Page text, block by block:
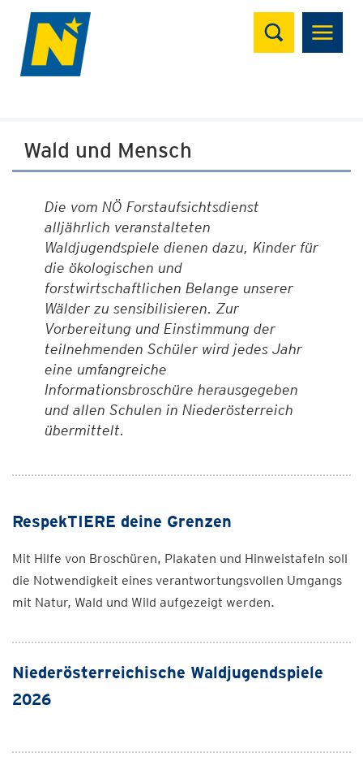
Suchen
Wald und Mensch
Die vom NÖ Forstaufsichtsdienst
alljährlich veranstalteten
Waldjugendspiele dienen dazu, Kinder für
die ökologischen und
forstwirtschaftlichen Belange unserer
Wälder zu sensibilisieren. Zur
Vorbereitung und Einstimmung der
teilnehmenden Schüler wird jedes Jahr
eine umfangreiche
Informationsbroschüre herausgegeben
und allen Schulen in Niederösterreich
übermittelt.
RespekTIERE deine Grenzen
Mit Hilfe von Broschüren, Plakaten und Hinweistafeln soll
die Notwendigkeit eines verantwortungsvollen Umgangs
mit Natur, Wald und Wild aufgezeigt werden.
Niederösterreichische Waldjugendspiele
2026